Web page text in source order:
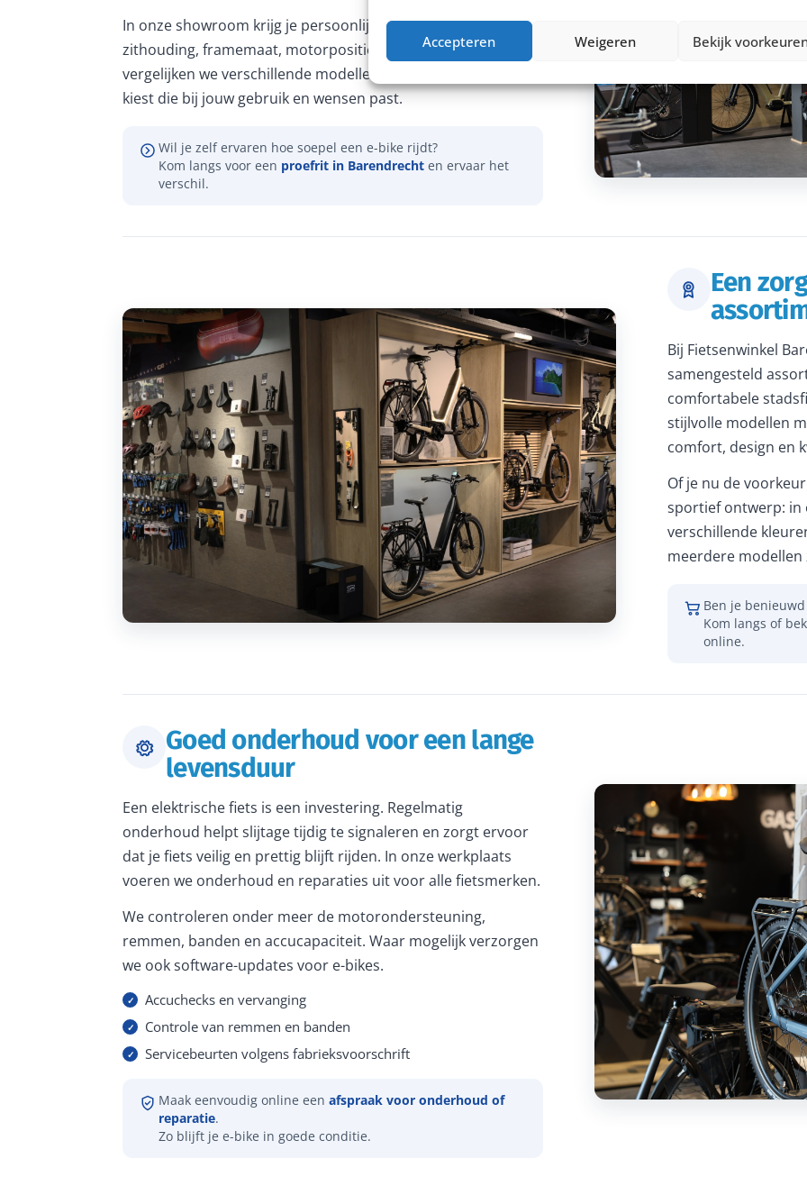
Accepteren Weigeren Bekijk
In onze showroom krijg je persoonlijk advies over onder meer
zithouding, framemaat, motorpositie en actieradius. Samen
vergelijken we verschillende modellen, zodat je een e-bike
kiest die bij jouw gebruik en wensen past.
Wil je zelf ervaren hoe soepel een e-bike rijdt?
Kom langs voor een proefrit in Barendrecht en ervaar het
verschil.
Een
Bij Fietsenwinkel
samengesteld
comfortabele
stijlvolle modellen
comfort, design en
Of je nu de
sportief ontwerp: in
verschillende
meerdere
Ben je
Kom langs of
online.
Goed onderhoud voor een lange
levensduur
Een elektrische fiets is een investering. Regelmatig
onderhoud helpt slijtage tijdig te signaleren en zorgt ervoor
dat je fiets veilig en prettig blijft rijden. In onze werkplaats
voeren we onderhoud en reparaties uit voor alle fietsmerken.
We controleren onder meer de motorondersteuning,
remmen, banden en accucapaciteit. Waar mogelijk verzorgen
we ook software-updates voor e-bikes.
Accuchecks en vervanging
Controle van remmen en banden
Servicebeurten volgens fabrieksvoorschrift
Maak eenvoudig online een afspraak voor onderhoud of
reparatie.
Zo blijft je e-bike in goede conditie.